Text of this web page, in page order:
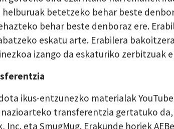
betetzeko behar beste
behar beste denboraz ere.
eskatu arte. Erabilera
izango da eskaturiko zerbitzuak
ikus-entzunezko materialak
transferentzia gertatuko
Inc. eta SmugMug. Erakunde horiek